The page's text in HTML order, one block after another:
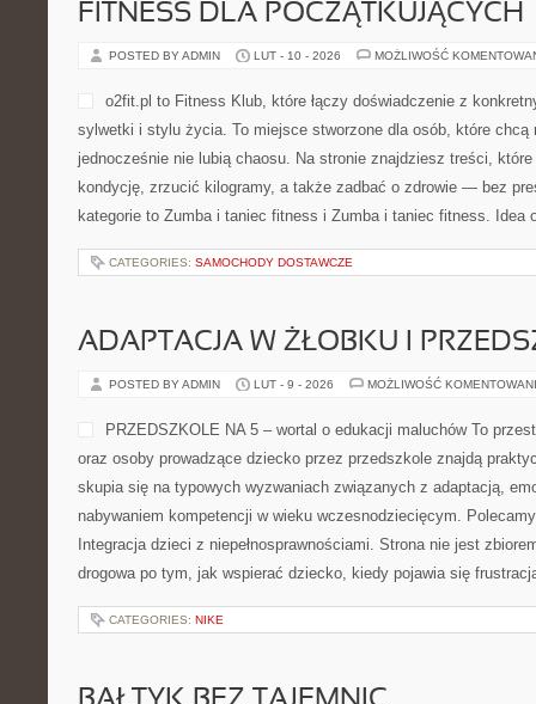
FITNESS DLA POCZĄTKUJĄCYCH
POSTED BY ADMIN LUT - 10 - 2026 MOŻLIWOŚĆ
o2fit.pl to Fitness Klub, które łączy doświadczenie z
sylwetki i stylu życia. To miejsce stworzone dla osób, które chcą
jednocześnie nie lubią chaosu. Na stronie znajdziesz treści, które
kondycję, zrzucić kilogramy, a także zadbać o zdrowie — bez
kategorie to Zumba i taniec fitness i Zumba i taniec fitness.
CATEGORIES: SAMOCHODY DOSTAWCZE
ADAPTACJA W ŻŁOBKU I
POSTED BY ADMIN LUT - 9 - 2026 MOŻLIWOŚĆ
PRZEDSZKOLE NA 5 – wortal o edukacji maluchów To
oraz osoby prowadzące dziecko przez przedszkole znajdą
skupia się na typowych wyzwaniach związanych z adaptacją,
nabywaniem kompetencji w wieku wczesnodziecięcym.
Integracja dzieci z niepełnosprawnościami. Strona nie jest
drogowa po tym, jak wspierać dziecko, kiedy pojawia się
CATEGORIES: NIKE